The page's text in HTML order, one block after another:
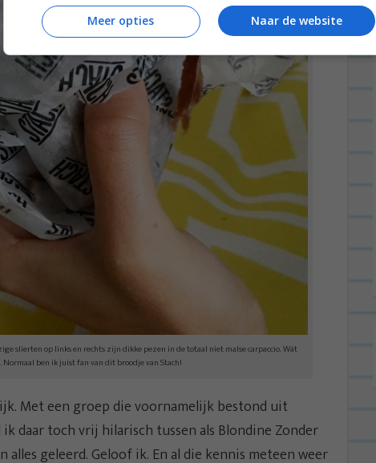
slierten op links en rechts zijn dikke pezen in de totaal niet malse carpaccio. Wát
ben ik juist fan van dit broodje van Stach!
Met een groep die voornamelijk bestond uit
daar toch vrij hilarisch tussen als Blondine Zonder
alles geleerd. Geloof ik. En al die kennis meteen weer
Naar de website
Meer opties